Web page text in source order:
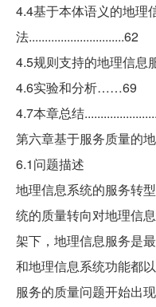
4.4基于本体语义的地理
法..............................62
4.5规则支持的地理信息
4.6实验和分析……69
4.7本章总结
第六章基于服务质量的
6.1问题描述
地理信息系统的服务转
统的质量转向对地理信
架下，地理信息服务是
和地理信息系统功能都
服务的质量问题开始出